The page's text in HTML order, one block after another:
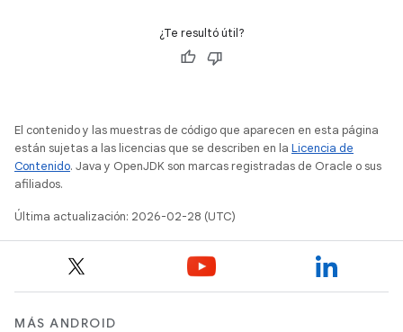
¿Te resultó útil?
El contenido y las muestras de código que aparecen en esta página
están sujetas a las licencias que se describen en la Licencia de
Contenido. Java y OpenJDK son marcas registradas de Oracle o sus
afiliados.
Última actualización: 2026-02-28 (UTC)
MÁS ANDROID